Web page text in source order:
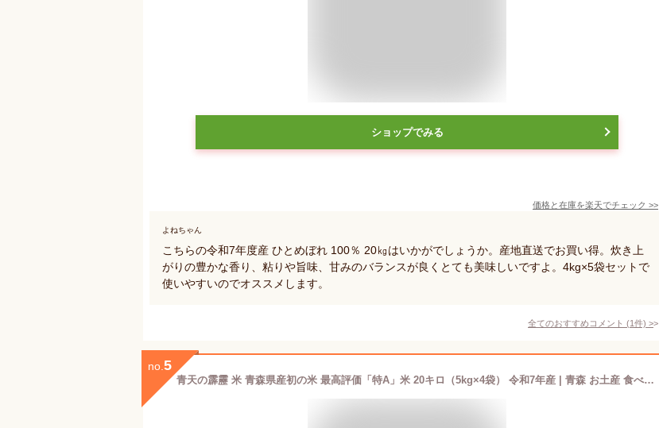
ショップでみる
価格と在庫を楽天でチェック >>
よねちゃん
こちらの令和7年度産 ひとめぼれ 100％ 20㎏はいかがでしょうか。産地直送でお買い得。炊き上
がりの豊かな香り、粘りや旨味、甘みのバランスが良くとても美味しいですよ。4kg×5袋セットで
使いやすいのでオススメします。
全てのおすすめコメント (1件) >
no. 5
青天の霹靂 米 青森県産初の米 最高評価「特A」米 20キロ（5kg×4袋） 令和7年産 | 青森 お土産 食べ物 ギフト お取り寄せ 青森県産 土産 取り寄せ 東北 食品 贈り物 お米 青森土産 県 内祝い 特a米 プレゼント 出産内祝い 新築祝い 米20キロ